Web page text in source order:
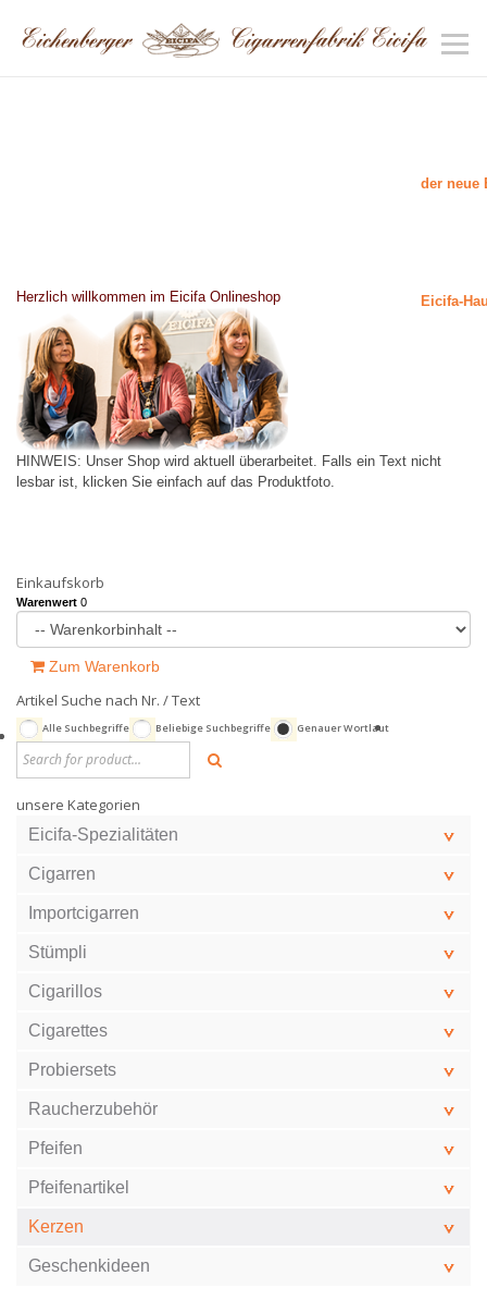
Herzlich willkommen im Eicifa Onlineshop
der neue
Eicifa-
HINWEIS: Unser Shop wird aktuell überarbeitet. Falls ein Text nicht
lesbar ist, klicken Sie einfach auf das Produktfoto.
Einkaufskorb
Warenwert 0
Zum Warenkorb
Artikel Suche nach Nr. / Text
Alle Suchbegriffe Beliebige Suchbegriffe Genauer Wortlaut
unsere Kategorien
Eicifa-Spezialitäten
Cigarren
Importcigarren
Stümpli
Cigarillos
Cigarettes
Probiersets
Raucherzubehör
Pfeifen
Pfeifenartikel
Kerzen
Geschenkideen